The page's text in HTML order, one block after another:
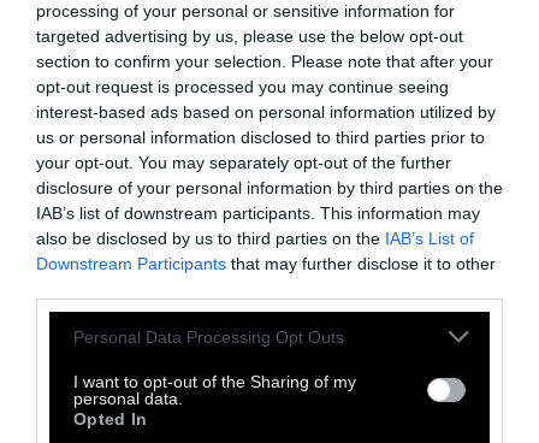
processing of your personal or sensitive information for
targeted advertising by us, please use the below opt-out
section to confirm your selection. Please note that after your
opt-out request is processed you may continue seeing
interest-based ads based on personal information utilized by
us or personal information disclosed to third parties prior to
your opt-out. You may separately opt-out of the further
disclosure of your personal information by third parties on the
IAB’s list of downstream participants. This information may
also be disclosed by us to third parties on the IAB’s List of
Downstream Participants that may further disclose it to other
Personal Data Processing Opt Outs
I want to opt-out of the Sharing of my
personal data.
Opted In